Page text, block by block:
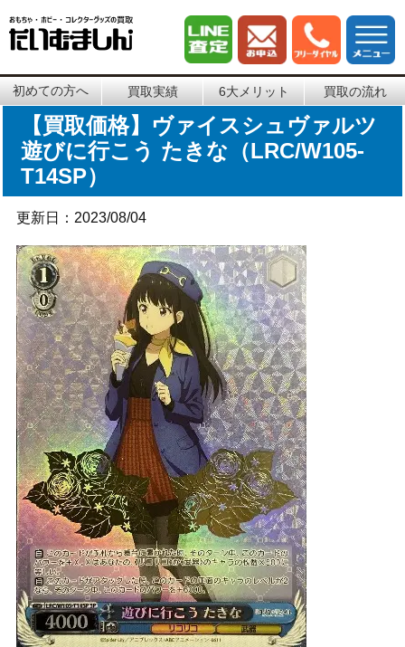
初めての方へ 買取実績 6大メリット 買取の流れ
【買取価格】ヴァイスシュヴァルツ
遊びに行こう たきな（LRC/W105-
T14SP）
更新日：2023/08/04